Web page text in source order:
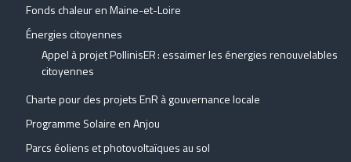
Fonds chaleur en Maine-et-Loire
Énergies citoyennes
Appel à projet PollinisER : essaimer les énergies renouvelables
citoyennes
Charte pour des projets EnR à gouvernance locale
Programme Solaire en Anjou
Parcs éoliens et photovoltaïques au sol